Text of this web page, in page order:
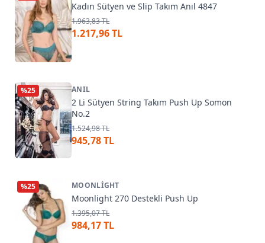
Kadın Sütyen ve Slip Takım Anıl 4847
1.963,83 TL
1.217,96 TL
%25 ANIL
2 Li Sütyen String Takım Push Up Somon
No.2
1.524,98 TL
945,78 TL
%25 MOONLIGHT
Moonlight 270 Destekli Push Up
1.395,07 TL
984,17 TL